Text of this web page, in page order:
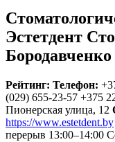
Эстетдент
Рейтинг: Телефон:
(029) 655-23-57 +375
Пионерская улица, 12
https://www.estetdent.by
перерыв 13:00–14:00